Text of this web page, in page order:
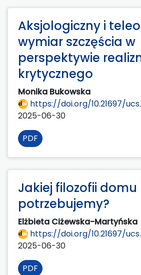
Aksjologiczny i
wymiar szczęścia w
perspektywie
krytycznego
Monika Bukowska
https://doi.org/10.21697/
2025-06-30
PDF
Jakiej filozofii domu
potrzebujemy?
Elżbieta Ciżewska-Martyńska
https://doi.org/10.21697/
2025-06-30
PDF